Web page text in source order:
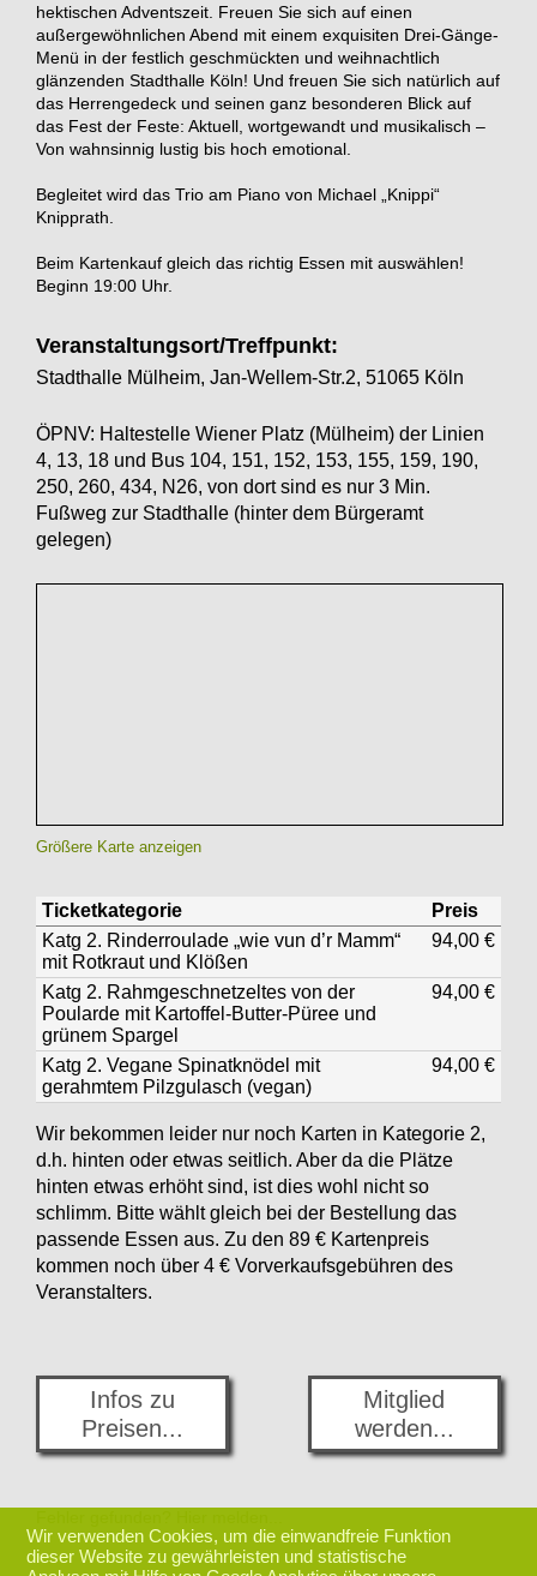
hektischen Adventszeit. Freuen Sie sich auf einen
außergewöhnlichen Abend mit einem exquisiten Drei-Gänge-
Menü in der festlich geschmückten und weihnachtlich
glänzenden Stadthalle Köln! Und freuen Sie sich natürlich auf
das Herrengedeck und seinen ganz besonderen Blick auf
das Fest der Feste: Aktuell, wortgewandt und musikalisch –
Von wahnsinnig lustig bis hoch emotional.
Begleitet wird das Trio am Piano von Michael „Knippi“
Knipprath.
Beim Kartenkauf gleich das richtig Essen mit auswählen!
Beginn 19:00 Uhr.
Veranstaltungsort/Treffpunkt:
Stadthalle Mülheim, Jan-Wellem-Str.2, 51065 Köln
ÖPNV: Haltestelle Wiener Platz (Mülheim) der Linien
4, 13, 18 und Bus 104, 151, 152, 153, 155, 159, 190,
250, 260, 434, N26, von dort sind es nur 3 Min.
Fußweg zur Stadthalle (hinter dem Bürgeramt
gelegen)
Größere Karte anzeigen
Ticketkategorie
Preis
Katg 2. Rinderroulade „wie vun d’r Mamm“
mit Rotkraut und Klößen
94,00 €
Katg 2. Rahmgeschnetzeltes von der
Poularde mit Kartoffel-Butter-Püree und
grünem Spargel
94,00 €
Katg 2. Vegane Spinatknödel mit
gerahmtem Pilzgulasch (vegan)
94,00 €
Wir bekommen leider nur noch Karten in Kategorie 2,
d.h. hinten oder etwas seitlich. Aber da die Plätze
hinten etwas erhöht sind, ist dies wohl nicht so
schlimm. Bitte wählt gleich bei der Bestellung das
passende Essen aus. Zu den 89 € Kartenpreis
kommen noch über 4 € Vorverkaufsgebühren des
Veranstalters.
Infos zu
Preisen...
Mitglied
werden...
Wir verwenden Cookies, um die einwandfreie Funktion
dieser Website zu gewährleisten und statistische